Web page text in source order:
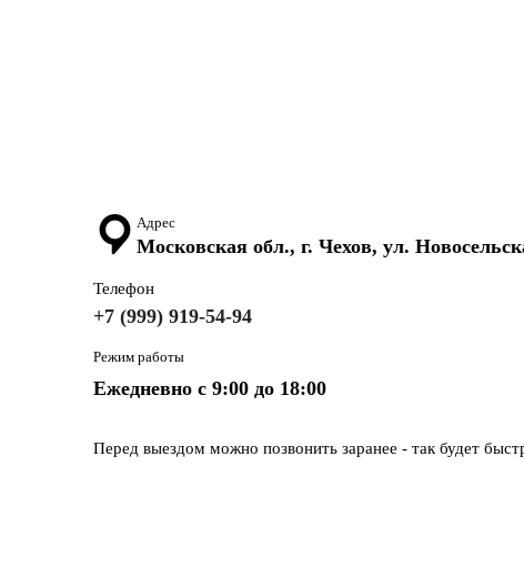
Радиус изгиба : 8 наружных диаметров —
Кабель КГ 2х4 используется в строительстве,
Почему выбирают
маслам, влаге и температурным перепадам, а медные
— надежное решение для сварочных
Адрес
Московская обл., г. Чехов, ул.
Телефон
+7 (999) 919-54-94
Режим работы
Ежедневно с 9:00 до 18:00
Перед выездом можно позвонить заранее - так будет